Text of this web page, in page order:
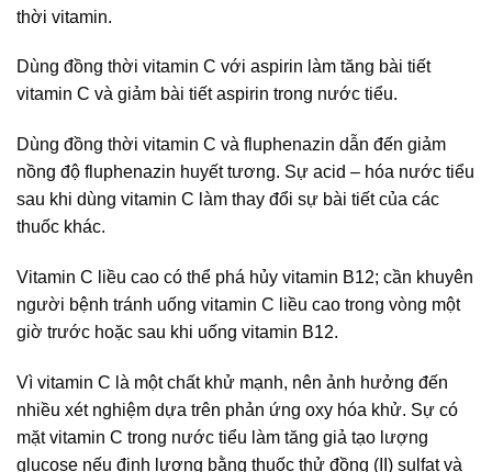
thời vitamin.
Dùng đồng thời vitamin C với aspirin làm tăng bài tiết
vitamin C và giảm bài tiết aspirin trong nước tiểu.
Dùng đồng thời vitamin C và fluphenazin dẫn đến giảm
nồng độ fluphenazin huyết tương. Sự acid – hóa nước tiểu
sau khi dùng vitamin C làm thay đổi sự bài tiết của các
thuốc khác.
Vitamin C liều cao có thể phá hủy vitamin B12; cần khuyên
người bệnh tránh uống vitamin C liều cao trong vòng một
giờ trước hoặc sau khi uống vitamin B12.
Vì vitamin C là một chất khử mạnh, nên ảnh hưởng đến
nhiều xét nghiệm dựa trên phản ứng oxy hóa khử. Sự có
mặt vitamin C trong nước tiểu làm tăng giả tạo lượng
glucose nếu định lượng bằng thuốc thử đồng (II) sulfat và